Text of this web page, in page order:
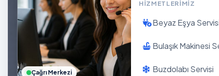
HIZMETLERIMIZ
Beyaz Eşya
Bulaşık Makinesi
Buzdolabı Servisi
Çağrı Merkezi